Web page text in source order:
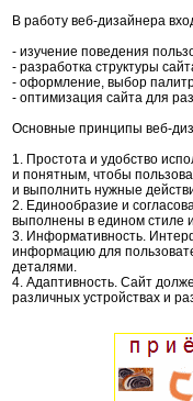
В работу веб-дизайнера
- изучение поведения
- разработка структуры
- оформление, выбор
- оптимизация сайта для
Основные принципы веб-
1. Простота и удобство
и понятным, чтобы
и выполнить нужные
2. Единообразие и
выполнены в едином стиле
3. Информативность.
информацию для
деталями.
4. Адаптивность. Сайт
различных устройствах и